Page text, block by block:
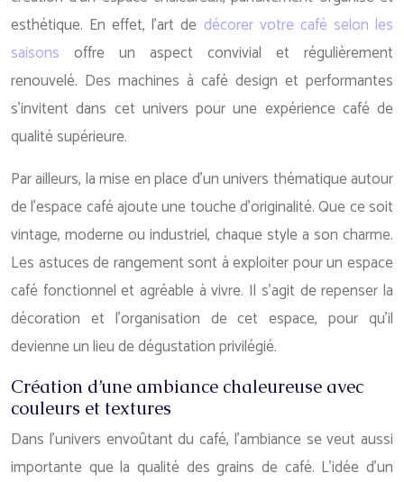
esthétique. En effet, l’art de décorer votre café selon les
saisons offre un aspect convivial et régulièrement
renouvelé. Des machines à café design et performantes
s’invitent dans cet univers pour une expérience café de
qualité supérieure.
Par ailleurs, la mise en place d’un univers thématique autour
de l’espace café ajoute une touche d’originalité. Que ce soit
vintage, moderne ou industriel, chaque style a son charme.
Les astuces de rangement sont à exploiter pour un espace
café fonctionnel et agréable à vivre. Il s’agit de repenser la
décoration et l’organisation de cet espace, pour qu’il
devienne un lieu de dégustation privilégié.
Création d’une ambiance chaleureuse avec
couleurs et textures
Dans l’univers envoûtant du café, l’ambiance se veut aussi
importante que la qualité des grains de café. L’idée d’un